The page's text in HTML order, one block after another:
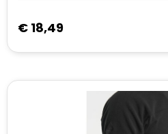
€ 18,49